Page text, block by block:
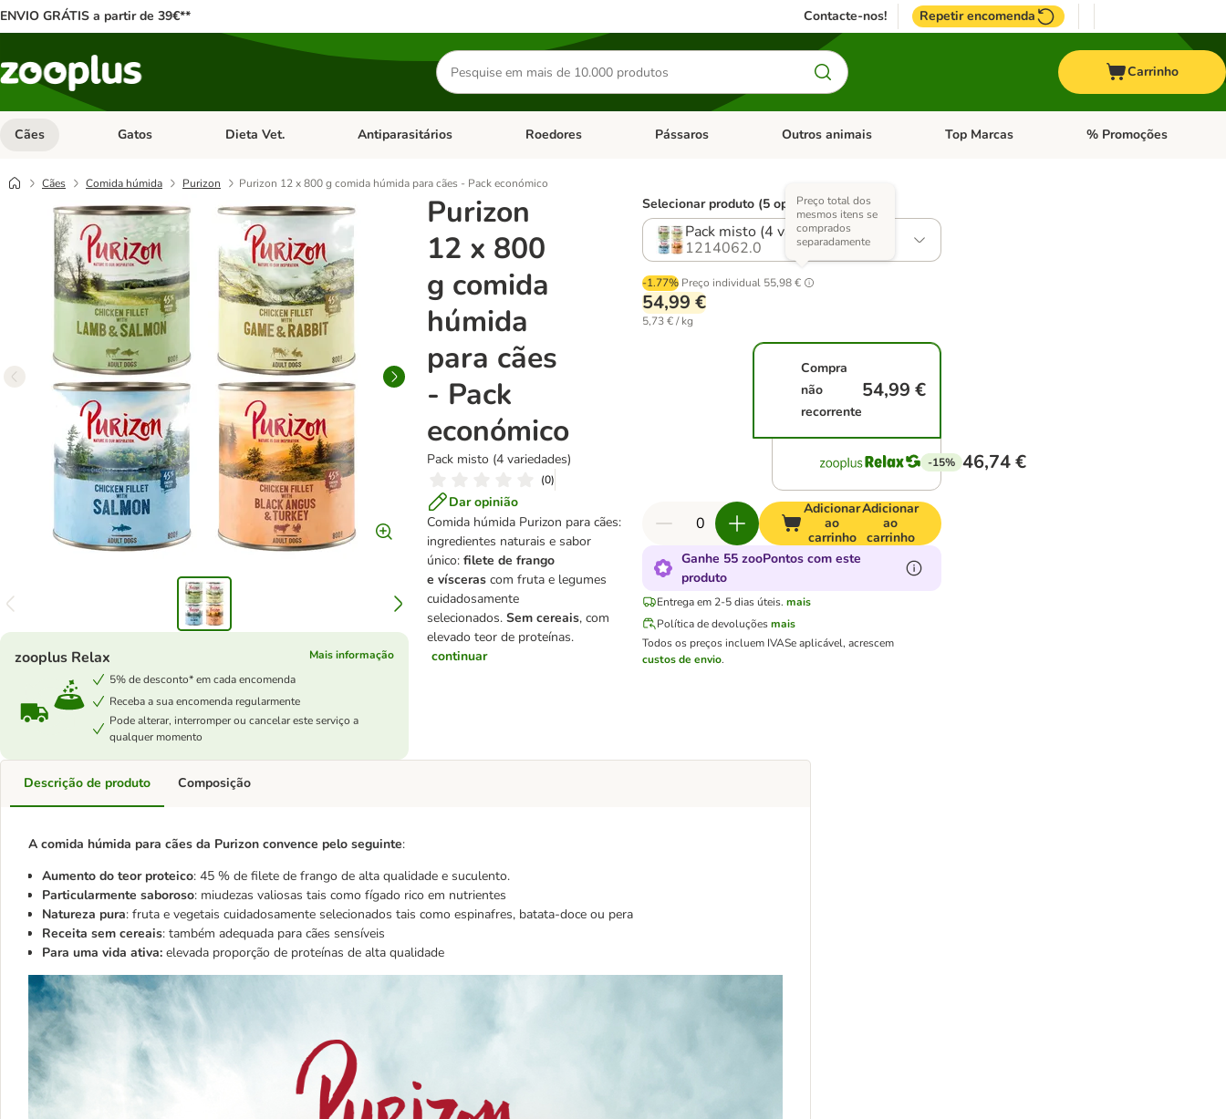
ENVIO GRÁTIS a partir de 39€** Contacte-nos! Repetir encomenda
Pesquisar
produtos
Carrinho
Cães Abrir menu de categoria: Cães
Gatos Abrir menu de categoria: Gatos
Dieta Vet. Abrir menu de categoria: Dieta Vet.
Antiparasitários Abrir menu de categoria: Antiparasitários
Roedores Abrir menu de categoria: Roedores
Pássaros Abrir menu de categoria: Pássaros
Outros animais Abrir menu de categoria: Outros animais
Top Marcas Abrir menu de categoria:
% Promoções
Cães Comida húmida Purizon Purizon 12 x 800 g comida húmida para cães - Pack económico
Purizon
12 x 800
g comida
húmida
para cães
- Pack
económico
Pack misto (4 variedades)
(0)
Dar opinião
Comida húmida Purizon para cães:
ingredientes naturais e sabor
único: filete de frango
e vísceras com fruta e legumes
cuidadosamente
selecionados. Sem cereais, com
elevado teor de proteínas.
continuar
zooplus Relax
Mais informação
5% de desconto* em cada encomenda
Receba a sua encomenda regularmente
Pode alterar, interromper ou cancelar este serviço a
qualquer momento
Selecionar produto (5 opções)
Pack misto (4 variedades)
1214062.0
-1.77% Preço individual 55,98 €
Preço total dos
mesmos itens se
comprados
separadamente
54,99 €
5,73 € / kg
Compra
não
recorrente
54,99 €
-15% 46,74 €
Adicionar
ao
carrinho
Adicionar
ao
carrinho
Ganhe 55 zooPontos com este
produto
Entrega em 2-5 dias úteis. mais
Política de devoluçõesmais
Todos os preços incluem IVASe aplicável, acrescem
custos de envio.
Descrição de produto
A comida húmida para cães da Purizon convence pelo seguinte:
Aumento do teor proteico: 45 % de filete de frango de alta qualidade e suculento.
Particularmente saboroso: miudezas valiosas tais como fígado rico em nutrientes
Natureza pura: fruta e vegetais cuidadosamente selecionados tais como espinafres, batata-doce ou pera
Receita sem cereais: também adequada para cães sensíveis
Para uma vida ativa: elevada proporção de proteínas de alta qualidade
Composição